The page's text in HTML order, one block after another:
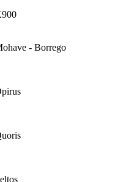
- Borrego